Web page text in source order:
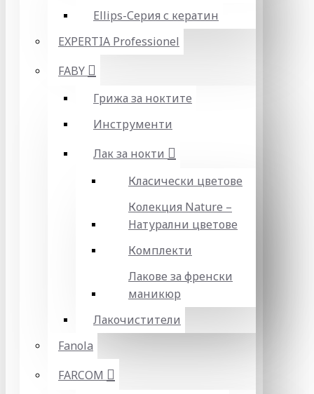
Ellips-Серия с кератин
EXPERTIA Professionel
FABY
Грижа за ноктите
Инструменти
Лак за нокти
Класически цветове
Колекция Nature –
Натурални цветове
Комплекти
Лакове за френски
маникюр
Лакочистители
Fanola
FARCOM